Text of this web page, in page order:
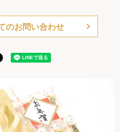
のお問い合わせ